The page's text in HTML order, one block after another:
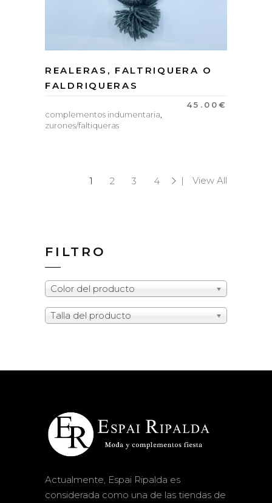
REALERAS, FALTRIQUERA O
FALDRIQUERAS
45.00€
complementos indumentaria,
zurones/faltiqueras
1 2 3 4 View All
FILTRO
Color del producto
Talla del producto
Actualmente, Espai Ripalda es
considerada como una de las tiendas de